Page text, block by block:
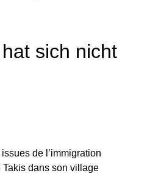
sich nicht
de l’immigration
dans son village